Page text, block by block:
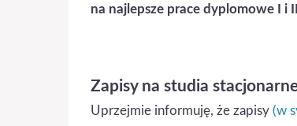
na najlepsze prace dyplomowe I i
Zapisy na studia
Uprzejmie informuję, że zapisy (w